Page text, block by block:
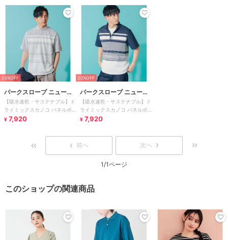
20%OFF
パークスロープ ニューヨ
ーカー
【吸水速乾・サステナブル】ド
ライミックスカノコ パネルボ
ーダーポロシ
¥ 7,920
20%OFF
パークスロープ ニューヨ
ーカー
【吸水速乾・サステナブル】ド
ライミックスカノコ パネルボ
ーダーポロシ
¥ 7,920
前へ 次へ
1/1ページ
このショップの関連商品